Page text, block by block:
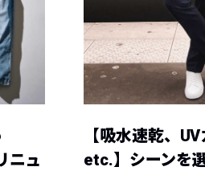
ニュ
【吸水速乾、
etc.】シーンを